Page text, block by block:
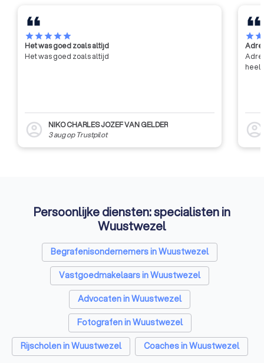
starstarstarstarstar
Het was goed zoals altijd
Het was goed zoals altijd
account_circle
NIKO CHARLES JOZEF VAN GELDER
3 augop Trustpilot
starstar
heel
account_circle
Persoonlijke diensten: specialisten in
Wuustwezel
Begrafenisondernemers in Wuustwezel
Vastgoedmakelaars in Wuustwezel
Advocaten in Wuustwezel
Fotografen in Wuustwezel
Rijscholen in Wuustwezel
Coaches in Wuustwezel